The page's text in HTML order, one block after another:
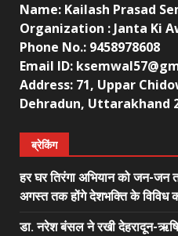
Name: Kailash Prasad
Organization : Janta Ki
Phone No.: 9458978608
Email ID:
Address: 71, Uppar
Dehradun, Uttarakhand
ब्रेकिंग
हर घर तिरंगा अभियान को जन-जन
अगस्त तक होंगे देशभक्ति के विविध
डा. नरेश बंसल ने रखी देहरादून-